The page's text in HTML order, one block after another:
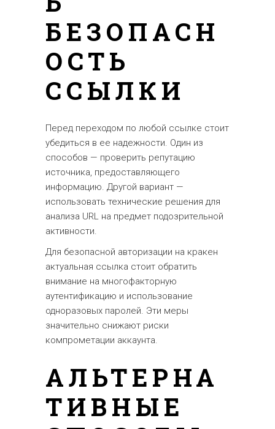
БЕЗОПАСН
ОСТЬ
ССЫЛКИ
Перед переходом по любой ссылке стоит
убедиться в ее надежности. Один из
способов — проверить репутацию
источника, предоставляющего
информацию. Другой вариант —
использовать технические решения для
анализа URL на предмет подозрительной
активности.
Для безопасной авторизации на кракен
актуальная ссылка стоит обратить
внимание на многофакторную
аутентификацию и использование
одноразовых паролей. Эти меры
значительно снижают риски
компрометации аккаунта.
АЛЬТЕРНА
ТИВНЫЕ